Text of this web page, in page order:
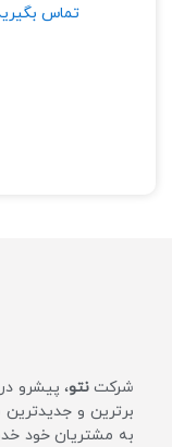
تماس
شرکتنتو، پیشرو
برترین و
به مشتریان خود